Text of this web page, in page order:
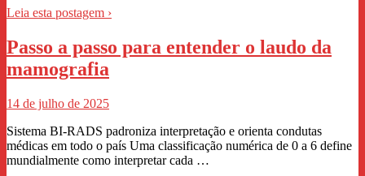
Leia esta postagem ›
Passo a passo para entender o laudo da
mamografia
14 de julho de 2025
Sistema BI-RADS padroniza interpretação e orienta condutas
médicas em todo o país Uma classificação numérica de 0 a 6 define
mundialmente como interpretar cada …